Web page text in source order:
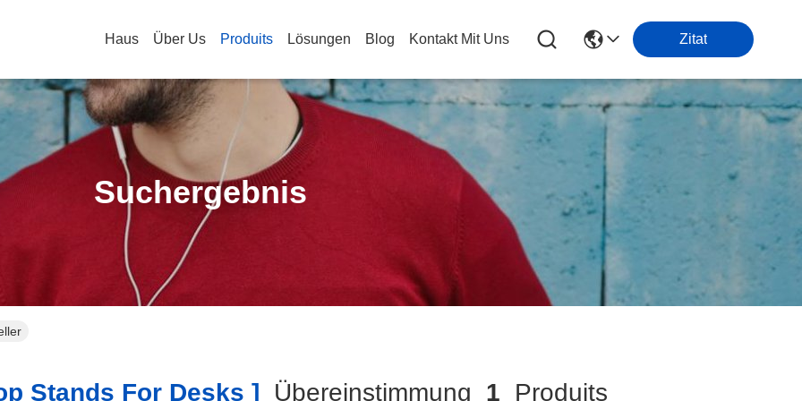
Haus Über Us Produits Lösungen Blog Kontakt Mit Uns Zitat
Suchergebnis
Stands For Desks ] Übereinstimmung 1 Produits